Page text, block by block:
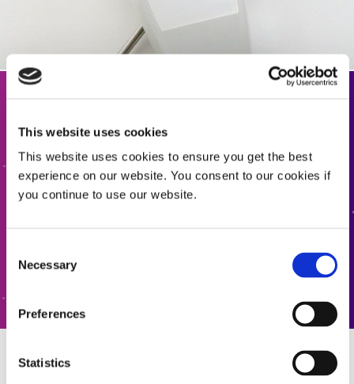
This website uses cookies
This website uses cookies to ensure you get the best
experience on our website. You consent to our cookies if
you continue to use our website.
Selection
Necessary
Preferences
Statistics
Entrer en contact
Vous souhaitez en savoir plus ou avez des questions ?
N'hésitez pas à nous contacter.
Ressources